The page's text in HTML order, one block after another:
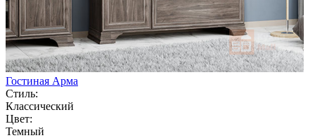
Гостиная Арма
Стиль:
Классический
Цвет:
Темный